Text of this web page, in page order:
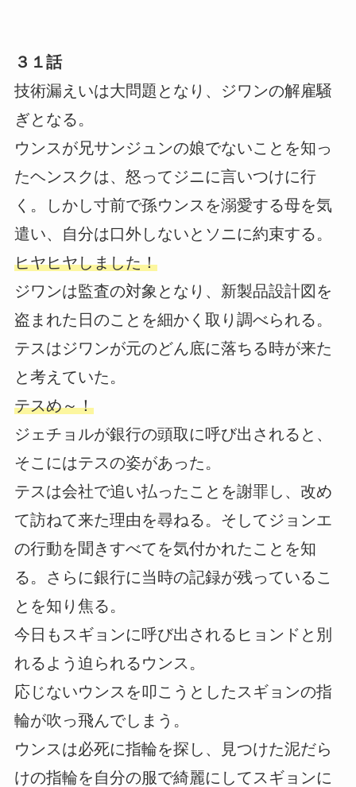
３１話
技術漏えいは大問題となり、ジワンの解雇騒
ぎとなる。
ウンスが兄サンジュンの娘でないことを知っ
たヘンスクは、怒ってジニに言いつけに行
く。しかし寸前で孫ウンスを溺愛する母を気
遣い、自分は口外しないとソニに約束する。
ヒヤヒヤしました！
ジワンは監査の対象となり、新製品設計図を
盗まれた日のことを細かく取り調べられる。
テスはジワンが元のどん底に落ちる時が来た
と考えていた。
テスめ～！
ジェチョルが銀行の頭取に呼び出されると、
そこにはテスの姿があった。
テスは会社で追い払ったことを謝罪し、改め
て訪ねて来た理由を尋ねる。そしてジョンエ
の行動を聞きすべてを気付かれたことを知
る。さらに銀行に当時の記録が残っているこ
とを知り焦る。
今日もスギョンに呼び出されるヒョンドと別
れるよう迫られるウンス。
応じないウンスを叩こうとしたスギョンの指
輪が吹っ飛んでしまう。
ウンスは必死に指輪を探し、見つけた泥だら
けの指輪を自分の服で綺麗にしてスギョンに